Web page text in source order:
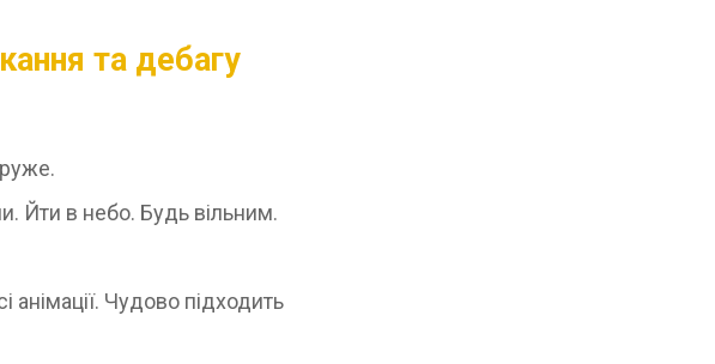
та дебагу
Йти в небо. Будь вільним.
Чудово підходить